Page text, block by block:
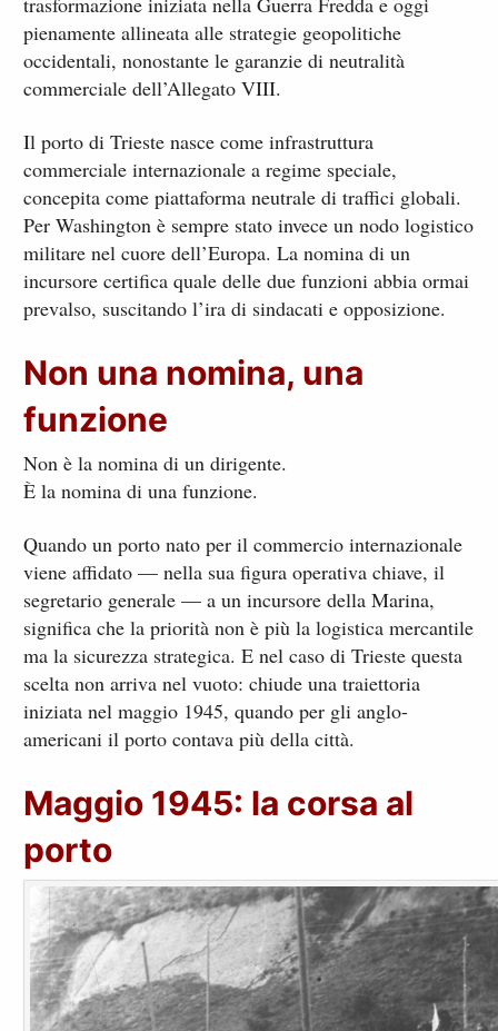
pienamente allineata alle strategie geopolitiche
occidentali, nonostante le garanzie di neutralità
commerciale dell’Allegato VIII.
Il porto di Trieste nasce come infrastruttura
commerciale internazionale a regime speciale,
concepita come piattaforma neutrale di traffici globali.
Per Washington è sempre stato invece un nodo logistico
militare nel cuore dell’Europa. La nomina di un
incursore certifica quale delle due funzioni abbia ormai
prevalso, suscitando l’ira di sindacati e opposizione.
Non una nomina, una
funzione
Non è la nomina di un dirigente.
È la nomina di una funzione.
Quando un porto nato per il commercio internazionale
viene affidato — nella sua figura operativa chiave, il
segretario generale — a un incursore della Marina,
significa che la priorità non è più la logistica mercantile
ma la sicurezza strategica. E nel caso di Trieste questa
scelta non arriva nel vuoto: chiude una traiettoria
iniziata nel maggio 1945, quando per gli anglo-
americani il porto contava più della città.
Maggio 1945: la corsa al
porto